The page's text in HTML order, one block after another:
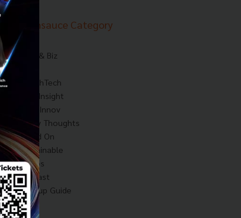
Techsauce Category
News
Tech & Biz
HealthTech
Exec Insight
Corp Innov
Saucy Thoughts
Based On
Sustainable
Videos
Podcast
Startup Guide